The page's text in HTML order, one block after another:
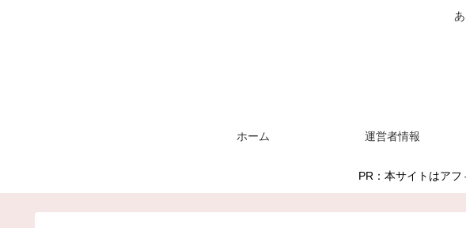
ホーム 運営者情報
PR：本サイトはアフ